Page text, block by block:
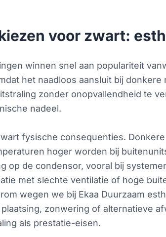
voor zwart:
winnen snel aan populariteit
het naadloos aansluit bij
zonder onopvallendheid te
nadeel.
fysische consequenties.
hoger worden bij
op de condensor, vooral bij
met slechte ventilatie of hoge
wegen we bij Ekaa Duurzaam
zonwering of alternatieve
als prestatie-eisen.